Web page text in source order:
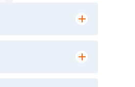
исследований и